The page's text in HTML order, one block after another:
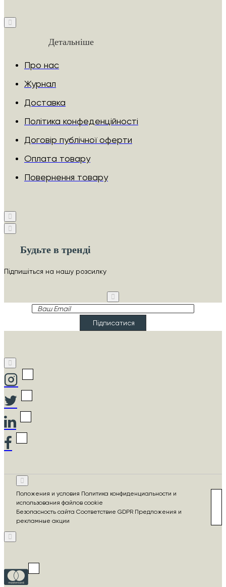
Детальніше
Про нас
Журнал
Доставка
Політика конфеденційності
Договір публічної оферти
Оплата товару
Повернення товару
Будьте в тренді
Підпишіться на нашу розсилку
Ваш
Підписатися
Положения и условия Политика конфиденциальности и
использования файлов cookie
Безопасность сайта Соответствие GDPR Предложения и
рекламные акции